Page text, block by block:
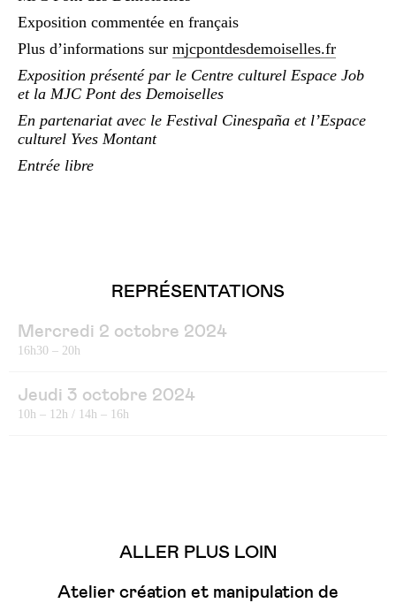
Exposition commentée en français
Plus d’informations sur mjcpontdesdemoiselles.fr
Exposition présenté par le Centre culturel Espace Job
et la MJC Pont des Demoiselles
En partenariat avec le Festival Cinespaña et l’Espace
culturel Yves Montant
Entrée libre
REPRÉSENTATIONS
Mercredi 2 octobre 2024
16h30 – 20h
Jeudi 3 octobre 2024
10h – 12h / 14h – 16h
ALLER PLUS LOIN
Atelier création et manipulation de